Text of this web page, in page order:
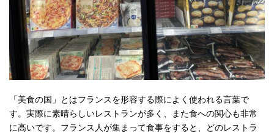
「美食の国」とはフランスを形容する際によく使われる言葉で
す。実際に素晴らしいレストランが多く、また食への関心も非常
に高いです。フランス人が集まって食事をすると、どのレストラ